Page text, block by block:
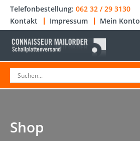
Telefonbestellung: 062 32 / 29 3130
Kontakt
Impressum Mein Konto
Shop